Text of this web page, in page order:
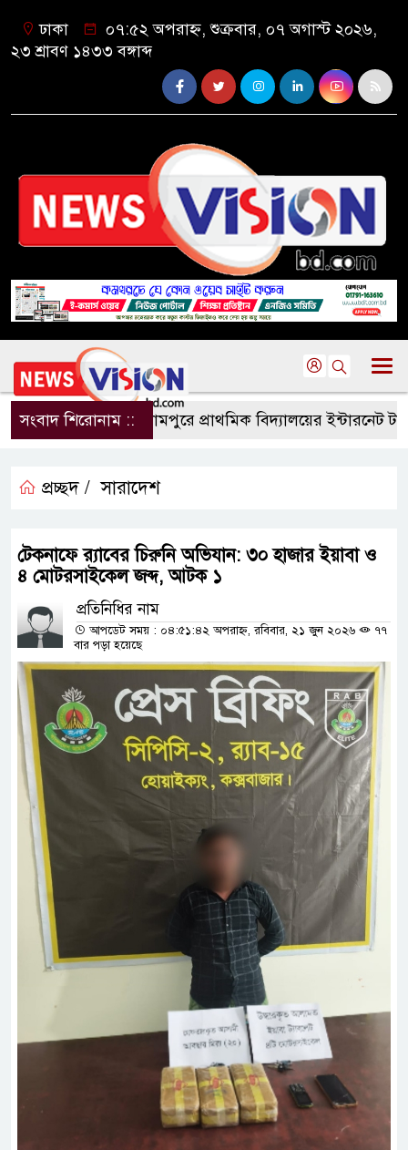
ঢাকা
০৭:৫২ অপরাহ্ন, শুক্রবার, ০৭ অগাস্ট ২০২৬,
২৩ শ্রাবণ ১৪৩৩ বঙ্গাব্দ
সংবাদ শিরোনাম ::​ইসলামপুরে প্রাথমিক বিদ্যালয়ের ইন্টারনেট টাকা
প্রচ্ছদ / সারাদেশ
টেকনাফে র‌্যাবের চিরুনি অভিযান: ৩০ হাজার ইয়াবা ও
৪ মোটরসাইকেল জব্দ, আটক ১
প্রতিনিধির নাম
আপডেট সময় : ০৪:৫১:৪২ অপরাহ্ন, রবিবার, ২১ জুন ২০২৬
৭৭
বার পড়া হয়েছে